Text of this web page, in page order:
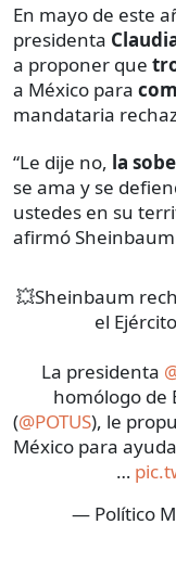
En mayo de este
presidenta
a proponer que
a México para
mandataria
“Le dije no, la
se ama y se
ustedes en su
afirmó
💥Sheinbaum
el
La presidenta
homólogo de
(@POTUS), le
México para
…
— Político